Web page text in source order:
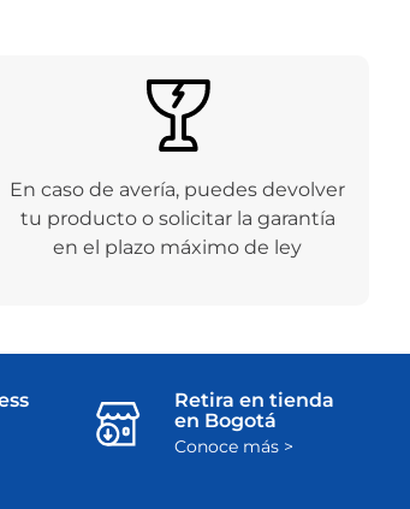
En caso de avería, puedes devolver
tu producto o solicitar la garantía
en el plazo máximo de ley
Retira en tienda
en Bogotá
Conoce más >